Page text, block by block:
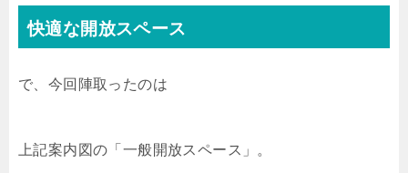
快適な開放スペース
で、今回陣取ったのは
上記案内図の「一般開放スペース」。